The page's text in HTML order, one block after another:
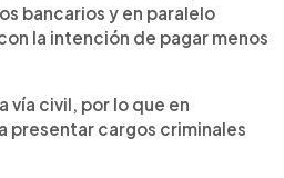
bancarios y en paralelo
la intención de pagar menos
vía civil, por lo que en
presentar cargos criminales